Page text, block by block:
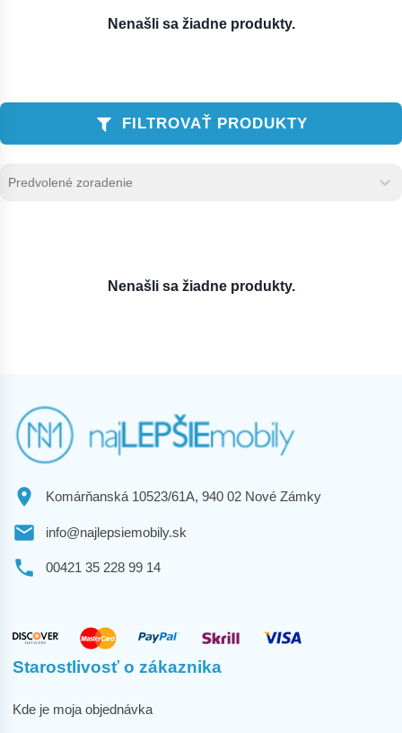
Nenašli sa žiadne produkty.
FILTROVAŤ PRODUKTY
Zoradenie produktov
Sort content
Nenašli sa žiadne produkty.
Komárňanská 10523/61A, 940 02 Nové Zámky
info@najlepsiemobily.sk
00421 35 228 99 14
Starostlivosť o zákaznika
Kde je moja objednávka